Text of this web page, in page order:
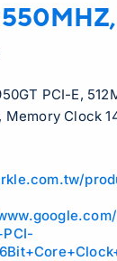
PCI-E,
Clock